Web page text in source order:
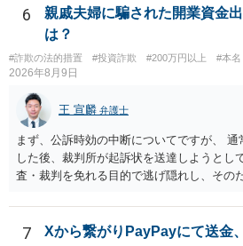
ください。
6
親戚夫婦に騙された開業資金
は？
#詐欺の法的措置 #投資詐欺 #200万円以上 #本
2026年8月9日
王 宣麟 弁護士
まず、公訴時効の中断についてですが、
した後、裁判所が起訴状を送達しようとし
査・裁判を免れる目的で逃げ隠れし、その
この規定によって時効が停止するわけでは
は、刑事事件化するという部分ではややハ
7 Xから繋がりPayPayにて送金